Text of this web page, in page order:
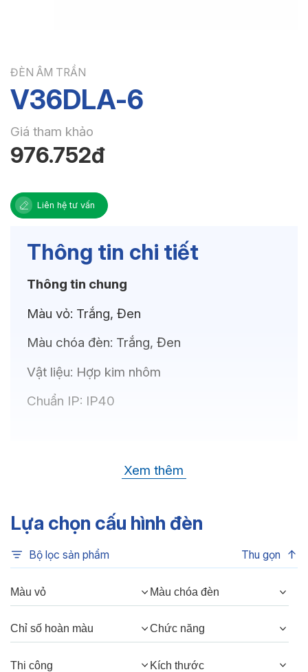
ĐÈN ÂM TRẦN
V36DLA-6
Giá tham khảo
976.752đ
Liên hệ tư vấn
Thông tin chi tiết
Thông tin chung
Màu vỏ: Trắng, Đen
Màu chóa đèn: Trắng, Đen
Vật liệu: Hợp kim nhôm
Chuẩn IP: IP40
OSRAM(GERMANY)
Nhiệt độ màu:6500K, 4000K, 3500K,
3000K, 3CCT
Chỉ số hoàn màu:
Quang thông:
480lm(C), 480lm(N),
Góc chiếu:38°, 24°
Xem thêm
Lựa chọn cấu hình đèn
Bộ lọc sản phẩm Thu gọn
Màu vỏ Màu chóa đèn
Chỉ số hoàn màu Chức năng
Thi công Kích thước